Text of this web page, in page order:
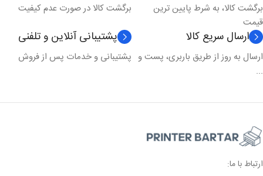
برگشت کالا، به شرط پایین ترین
قیمت
برگشت کالا در صورت عدم کیفیت
ارسال سریع کالا
ارسال به روز از طریق باربری، پست و
...
پشتیبانی آنلاین و تلفنی
پشتیبانی و خدمات پس از فروش
ارتباط با ما: